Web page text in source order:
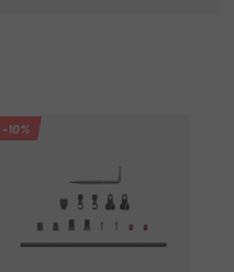
-10%